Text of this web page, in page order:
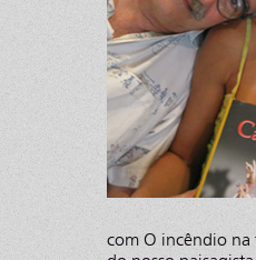
com O incêndio na